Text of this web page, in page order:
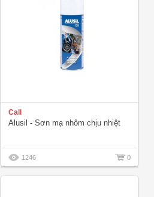
Call
Alusil - Sơn mạ nhôm chịu nhiệt
1246 0